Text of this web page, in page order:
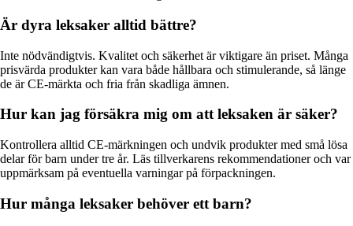
Är dyra leksaker alltid bättre?
Inte nödvändigtvis. Kvalitet och säkerhet är viktigare än priset. Många
prisvärda produkter kan vara både hållbara och stimulerande, så länge
de är CE-märkta och fria från skadliga ämnen.
Hur kan jag försäkra mig om att leksaken är säker?
Kontrollera alltid CE-märkningen och undvik produkter med små lösa
delar för barn under tre år. Läs tillverkarens rekommendationer och var
uppmärksam på eventuella varningar på förpackningen.
Hur många leksaker behöver ett barn?